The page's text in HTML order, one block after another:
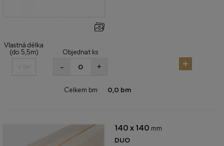
Vlastná délka
(do 5,5m)
Objednat ks
+
-
Celkem bm 0,0 bm
140 x 140 mm
DUO